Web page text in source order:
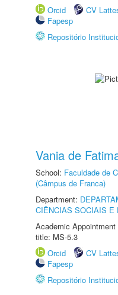
Orcid
CV
Fapesp
Repositório
Vania de
School: Faculdade de
(Câmpus de Franca)
Department:
CIÊNCIAS SOCIAIS E
Academic
title: MS-5.3
Orcid
CV
Fapesp
Repositório